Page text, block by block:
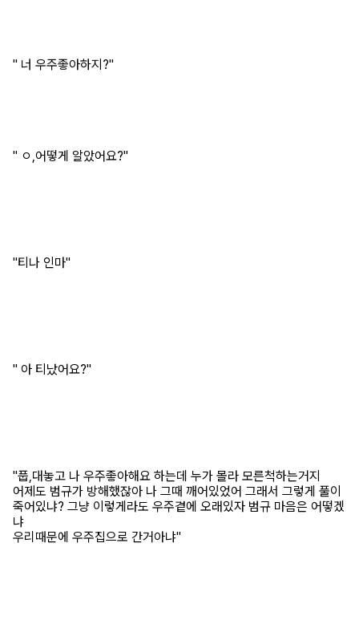
" 너 우주좋아하지?"
" ㅇ,어떻게 알았어요?"
"티나 인마"
" 아 티났어요?"
"풉,대놓고 나 우주좋아해요 하는데 누가 몰라 모른척하는거지
어제도 범규가 방해했잖아 나 그때 깨어있었어 그래서 그렇게 풀이
죽어있냐? 그냥 이렇게라도 우주곁에 오래있자 범규 마음은 어떻겠
냐
우리때문에 우주집으로 간거아냐"